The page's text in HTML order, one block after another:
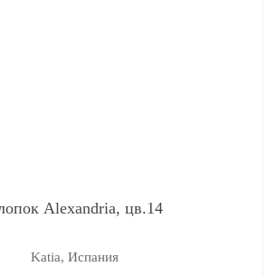
Alexandria, цв.14
Katia, Испания